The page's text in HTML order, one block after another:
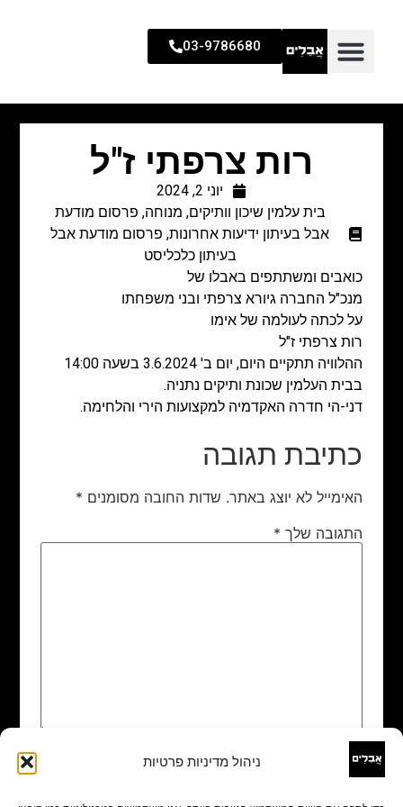
ניהול מדיניות פרטיות
03-9786680
רות צרפתי ז"ל
יוני 2, 2024
בית עלמין שיכון וותיקים, מנוחה, פרסום מודעת
אבל בעיתון ידיעות אחרונות, פרסום מודעת אבל
בעיתון כלכליסט
כואבים ומשתתפים באבלו של
מנכ"ל החברה גיורא צרפתי ובני משפחתו
על לכתה לעולמה של אימו
רות צרפתי ז"ל
ההלוויה תתקיים היום, יום ב' 3.6.2024 בשעה 14:00
בבית העלמין שכונת ותיקים נתניה.
דני-הי חדרה האקדמיה למקצועות הירי והלחימה.
כתיבת תגובה
האימייל לא יוצג באתר. שדות החובה מסומנים *
התגובה שלך *
שם